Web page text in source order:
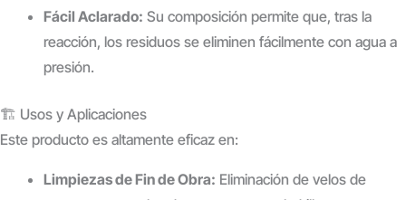
Fácil Aclarado: Su composición permite que, tras la
reacción, los residuos se eliminen fácilmente con agua a
presión.
🏗️ Usos y Aplicaciones
Este producto es altamente eficaz en:
Limpiezas de Fin de Obra: Eliminación de velos de